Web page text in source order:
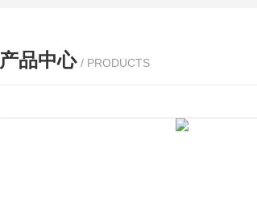
产品中心 / PRODUCTS